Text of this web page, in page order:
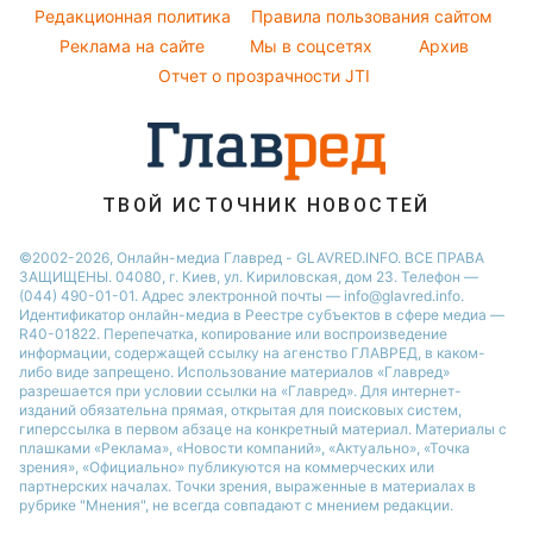
Максим Галкин
Настя Каменских
Модные ошибки
Новости моды
Советы от Андре Тана
Редакционная политика
Правила пользования сайтом
Реклама на сайте
Мы в соцсетях
Архив
Отчет о прозрачности JTI
ТВОЙ ИСТОЧНИК НОВОСТЕЙ
©2002-2026, Онлайн-медиа Главред - GLAVRED.INFO. ВСЕ ПРАВА
ЗАЩИЩЕНЫ. 04080, г. Киев, ул. Кириловская, дом 23. Телефон —
(044) 490-01-01. Адрес электронной почты — info@glavred.info.
Идентификатор онлайн-медиа в Реестре cубъектов в сфере медиа —
R40-01822. Перепечатка, копирование или воспроизведение
информации, содержащей ссылку на агенство ГЛАВРЕД, в каком-
либо виде запрещено. Использование материалов «Главред»
разрешается при условии ссылки на «Главред». Для интернет-
изданий обязательна прямая, открытая для поисковых систем,
гиперссылка в первом абзаце на конкретный материал. Материалы с
плашками «Реклама», «Новости компаний», «Актуально», «Точка
зрения», «Официально» публикуются на коммерческих или
партнерских началах. Точки зрения, выраженные в материалах в
рубрике "Мнения", не всегда совпадают с мнением редакции.